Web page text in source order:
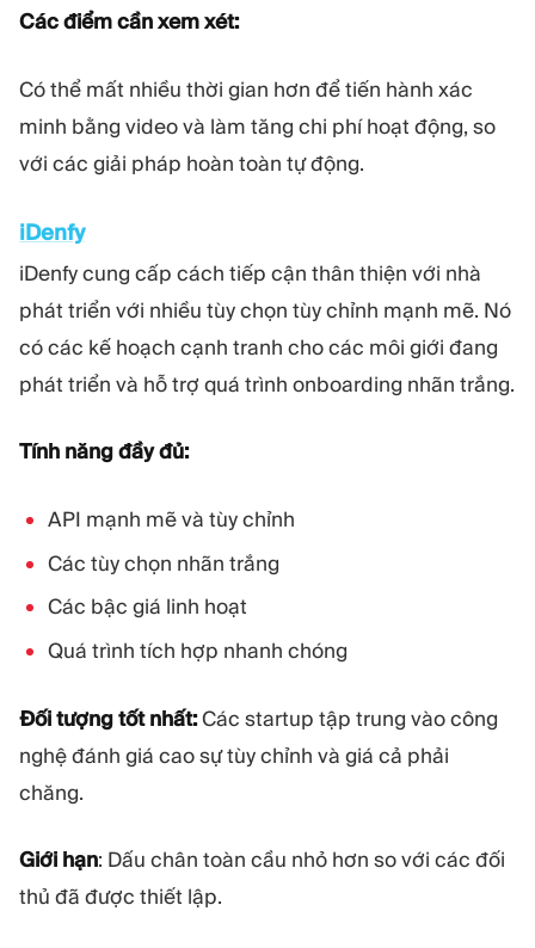
Các điểm cần xem xét:
Có thể mất nhiều thời gian hơn để tiến hành xác
minh bằng video và làm tăng chi phí hoạt động, so
với các giải pháp hoàn toàn tự động.
iDenfy
iDenfy cung cấp cách tiếp cận thân thiện với nhà
phát triển với nhiều tùy chọn tùy chỉnh mạnh mẽ. Nó
có các kế hoạch cạnh tranh cho các môi giới đang
phát triển và hỗ trợ quá trình onboarding nhãn trắng.
Tính năng đầy đủ:
API mạnh mẽ và tùy chỉnh
Các tùy chọn nhãn trắng
Các bậc giá linh hoạt
Quá trình tích hợp nhanh chóng
Đối tượng tốt nhất:Các startup tập trung vào công
nghệ đánh giá cao sự tùy chỉnh và giá cả phải
chăng.
Giới hạn: Dấu chân toàn cầu nhỏ hơn so với các đối
thủ đã được thiết lập.